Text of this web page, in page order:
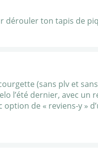
dérouler ton tapis de
(sans plv et
l’été dernier, avec un
option de « reviens-y »